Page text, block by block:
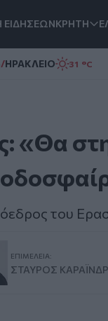
ΕΙΔΗΣΕΩΝΚΡΗΤΗ
/ΗΡΑΚΛΕΙΟ 31 °C
«Θα
του
ΕΠΙΜΈΛΕΙΑ:
ΣΤΑΎΡΟΣ